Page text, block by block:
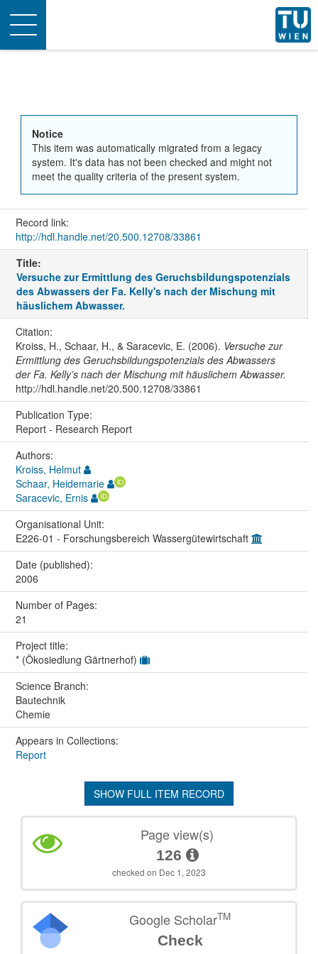
Toggle
navigation
Notice
This item was automatically migrated from a legacy
system. It's data has not been checked and might not
meet the quality criteria of the present system.
Record link:
http://hdl.handle.net/20.500.12708/33861
Title:
Versuche zur Ermittlung des Geruchsbildungspotenzials
des Abwassers der Fa. Kelly's nach der Mischung mit
häuslichem Abwasser.
Citation:
Kroiss, H., Schaar, H., & Saracevic, E. (2006). Versuche zur
Ermittlung des Geruchsbildungspotenzials des Abwassers
der Fa. Kelly’s nach der Mischung mit häuslichem Abwasser.
http://hdl.handle.net/20.500.12708/33861
Publication Type:
Report - Research Report
Authors:
Kroiss, Helmut
Schaar, Heidemarie
Saracevic, Ernis
Organisational Unit:
E226-01 - Forschungsbereich Wassergütewirtschaft
Date (published):
2006
Number of Pages:
21
Project title:
* (Ökosiedlung Gärtnerhof)
Science Branch:
Bautechnik
Chemie
Appears in Collections:
Report
SHOW FULL ITEM RECORD
Page view(s)
126
checked on Dec 1, 2023
Google ScholarTM
Check